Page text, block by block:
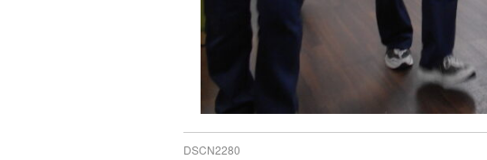
DSCN2280